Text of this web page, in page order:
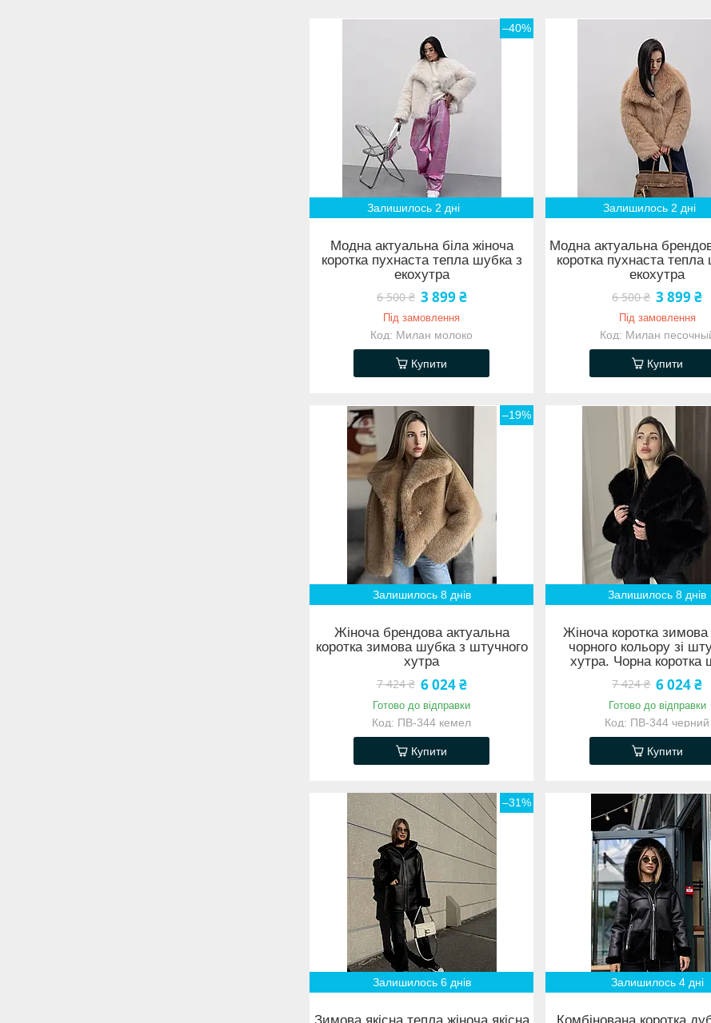
–40%
Залишилось 2 дні
Модна актуальна біла жіноча
коротка пухнаста тепла шубка з
екохутра
6 500 ₴ 3 899 ₴
Під замовлення
Милан молоко
Купити
Залишилось 2 дні
Модна актуальна
коротка пухнаста тепла
екохутра
6 500 ₴ 3 899 ₴
Під замовлення
Милан
Купити
–19%
Залишилось 8 днів
Жіноча брендова актуальна
коротка зимова шубка з штучного
хутра
7 424 ₴ 6 024 ₴
Готово до відправки
ПВ-344 кемел
Купити
Залишилось 8 днів
Жіноча коротка
чорного кольору зі
хутра. Чорна коротка
7 424 ₴ 6 024 ₴
Готово до відправки
ПВ-344 черний
Купити
–31%
Залишилось 6 днів
Зимова якісна тепла жіноча якісна
Залишилось 4 дні
Комбінована коротка